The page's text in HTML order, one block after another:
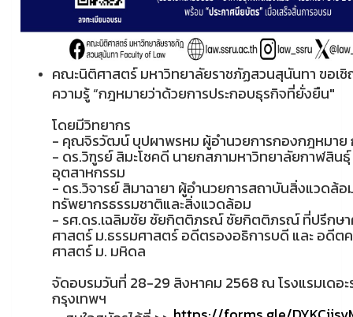
คณะนิติศาสตร์ มหาวิทยาลัยราชภัฏสวนสุนันทา ขอเชิ
ความรู้ “กฎหมายว่าด้วยการประกอบธุรกิจที่ยั่งยืน"
โดยมีวิทยากร
- คุณจิรวัฒน์ บุปผาพรหม ผู้อำนวยการกองกฎหมาย
- ดร.วิฑูรย์ สิมะโชคดี นายกสภามหาวิทยาลัยกาฬสิน
อุตสาหกรรม
- ดร.วิจารย์ สิมาฉายา ผู้อำนวยการสถาบันสิ่งแวดล้
ทรัพยากรธรรมชาติและสิ่งแวดล้อม
- รศ.ดร.เฉลิมชัย ชัยกิตติภรณ์ ชัยกิตติภรณ์ ที่ปรึก
ศาสตร์ ม.ธรรมศาสตร์ อดีตรองอธิการบดี และ อดี
ศาสตร์ ม. มหิดล
จัดอบรมวันที่ 28-29 สิงหาคม 2568 ณ โรงแรมเดอะ
กรุงเทพฯ